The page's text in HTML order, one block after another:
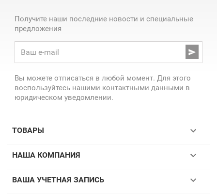
Получите наши последние новости и специальные
предложения

Вы можете отписаться в любой момент. Для этого
воспользуйтесь нашими контактными данными в
юридическом уведомлении.
ТОВАРЫ 
НАША КОМПАНИЯ 
ВАША УЧЕТНАЯ ЗАПИСЬ 